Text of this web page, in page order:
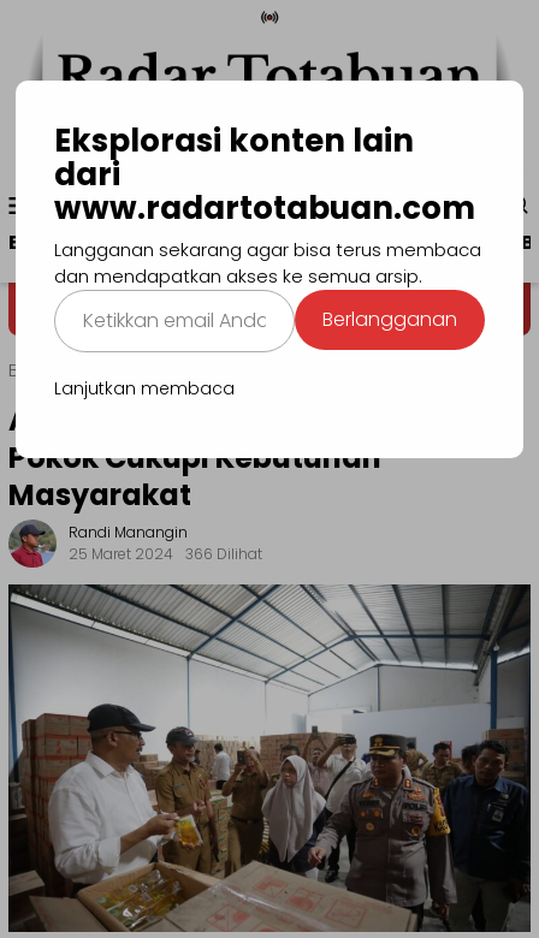
konten
Menu
Mobile
www.radartotabuan.com
Beranda Kotamobagu Bolmong Boltim
Dega' Niondon Selamat
Beranda
Asripan Pastikan Stok Bahan
Pokok Cukupi Kebutuhan
Masyarakat
Randi Manangin
25 Maret 2024
366 Dilihat
Eksplorasi konten lain
dari
www.radartotabuan.com
Langganan sekarang agar bisa terus membaca
dan mendapatkan akses ke semua arsip.
Ketikkan
email
Anda...
Berlangganan
Lanjutkan membaca